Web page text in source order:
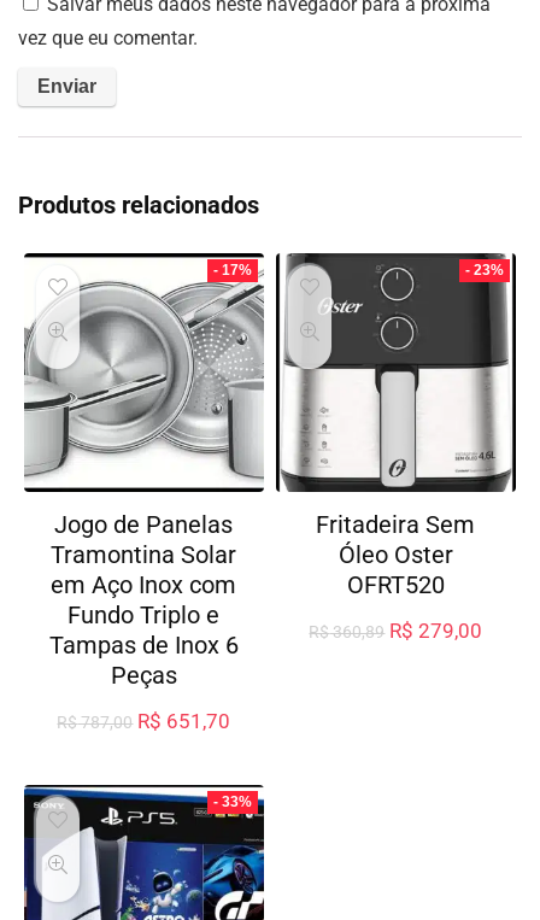
vez que eu comentar.
Produtos relacionados
- 17%
Jogo de Panelas
Tramontina Solar
em Aço Inox com
Fundo Triplo e
Tampas de Inox 6
Peças
R$787,00 R$ 651,70
- 23%
Fritadeira Sem
Óleo Oster
OFRT520
R$360,89 R$ 279,00
- 33%